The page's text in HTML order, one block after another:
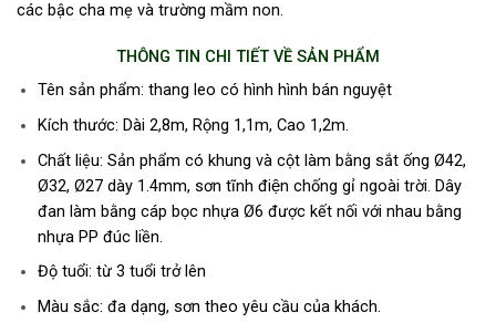
các bậc cha mẹ và trường mầm non.
THÔNG TIN CHI TIẾT VỀ SẢN PHẨM
Tên sản phẩm: thang leo có hình hình bán nguyệt
Kích thước: Dài 2,8m, Rộng 1,1m, Cao 1,2m.
Chất liệu: Sản phẩm có khung và cột làm bằng sắt ống Ø42,
Ø32, Ø27 dày 1.4mm, sơn tĩnh điện chống gỉ ngoài trời. Dây
đan làm bằng cáp bọc nhựa Ø6 được kết nối với nhau bằng
nhựa PP đúc liền.
Độ tuổi: từ 3 tuổi trở lên
Màu sắc: đa dạng, sơn theo yêu cầu của khách.